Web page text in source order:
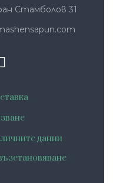
Стамболов 31
данни